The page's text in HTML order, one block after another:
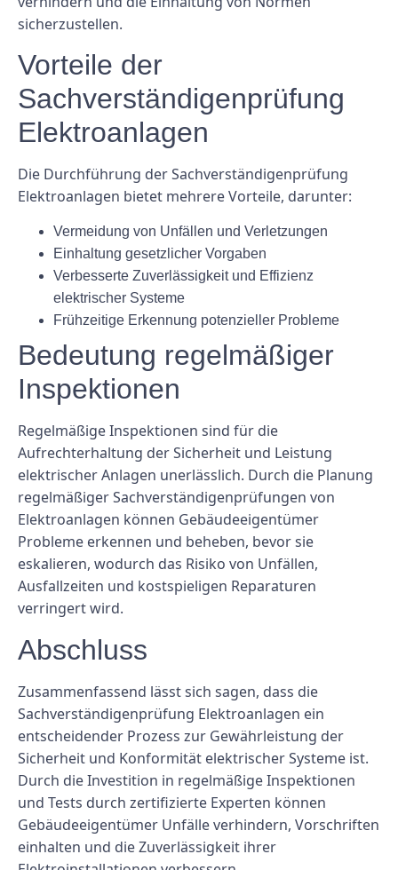
sicherzustellen.
Vorteile der
Sachverständigenprüfung
Elektroanlagen
Die Durchführung der Sachverständigenprüfung
Elektroanlagen bietet mehrere Vorteile, darunter:
Vermeidung von Unfällen und Verletzungen
Einhaltung gesetzlicher Vorgaben
Verbesserte Zuverlässigkeit und Effizienz
elektrischer Systeme
Frühzeitige Erkennung potenzieller Probleme
Bedeutung regelmäßiger
Inspektionen
Regelmäßige Inspektionen sind für die
Aufrechterhaltung der Sicherheit und Leistung
elektrischer Anlagen unerlässlich. Durch die Planung
regelmäßiger Sachverständigenprüfungen von
Elektroanlagen können Gebäudeeigentümer
Probleme erkennen und beheben, bevor sie
eskalieren, wodurch das Risiko von Unfällen,
Ausfallzeiten und kostspieligen Reparaturen
verringert wird.
Abschluss
Zusammenfassend lässt sich sagen, dass die
Sachverständigenprüfung Elektroanlagen ein
entscheidender Prozess zur Gewährleistung der
Sicherheit und Konformität elektrischer Systeme ist.
Durch die Investition in regelmäßige Inspektionen
und Tests durch zertifizierte Experten können
Gebäudeeigentümer Unfälle verhindern, Vorschriften
einhalten und die Zuverlässigkeit ihrer